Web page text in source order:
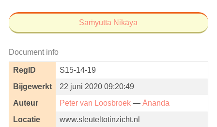
Saṁyutta Nikāya
Document info
RegID
S15-14-19
Bijgewerkt
22 juni 2020 09:20:49
Auteur
Peter van Loosbroek— Ānanda
Locatie
www.sleuteltotinzicht.nl